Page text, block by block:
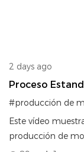
2 days ago
Proceso
| Sistema De
#producción de
Este vídeo
producción de